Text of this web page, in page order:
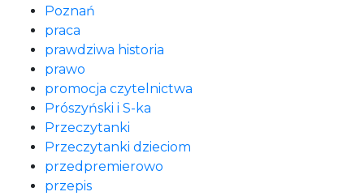
Poznań
praca
prawdziwa historia
prawo
promocja czytelnictwa
Prószyński i S-ka
Przeczytanki
Przeczytanki dzieciom
przedpremierowo
przepis